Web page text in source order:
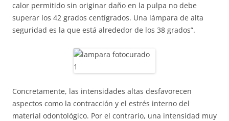
calor permitido sin originar daño en la pulpa no debe
superar los 42 grados centígrados. Una lámpara de alta
seguridad es la que está alrededor de los 38 grados”.
Concretamente, las intensidades altas desfavorecen
aspectos como la contracción y el estrés interno del
material odontológico. Por el contrario, una intensidad muy